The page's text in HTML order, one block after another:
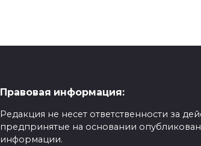
Правовая информация:
Редакция не несет ответственности за
предпринятые на основании
информации.